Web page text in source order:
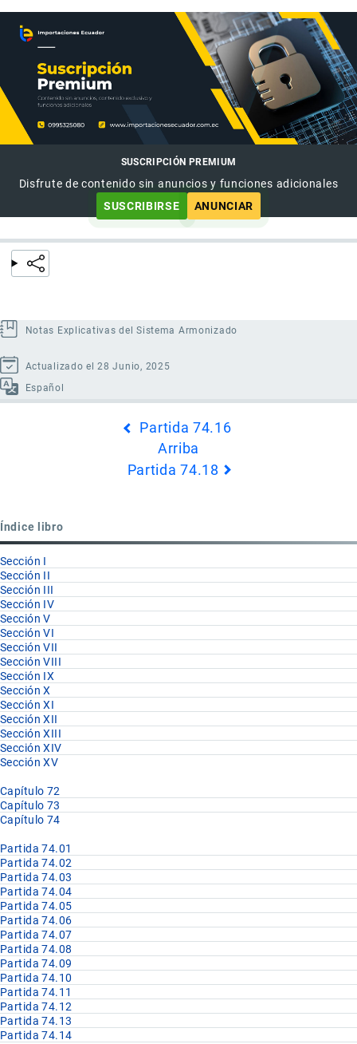
SUSCRIPCIÓN PREMIUM
Disfrute de contenido sin anuncios y funciones adicionales
SUSCRIBIRSE
ANUNCIAR
Notas Explicativas del Sistema Armonizado
Actualizado el 28 Junio, 2025
Español
74.17
Partida 74.16
Arriba
Partida 74.18
Índice libro
Sección I
Sección II
Sección III
Sección IV
Sección V
Sección VI
Sección VII
Sección VIII
Sección IX
Sección X
Sección XI
Sección XII
Sección XIII
Sección XIV
Sección XV
Capítulo 72
Capítulo 73
Capítulo 74
Partida 74.01
Partida 74.02
Partida 74.03
Partida 74.04
Partida 74.05
Partida 74.06
Partida 74.07
Partida 74.08
Partida 74.09
Partida 74.10
Partida 74.11
Partida 74.12
Partida 74.13
Partida 74.14